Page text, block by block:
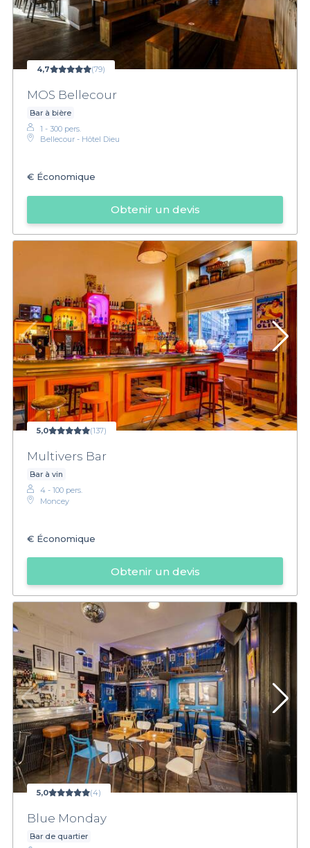
4,7 (79)
MOS Bellecour
Bar à bière
1 - 300 pers.
Bellecour - Hôtel Dieu
€ Économique
Obtenir un devis
5,0 (137)
Multivers Bar
Bar à vin
4 - 100 pers.
Moncey
€ Économique
Obtenir un devis
5,0 (4)
Blue Monday
Bar de quartier